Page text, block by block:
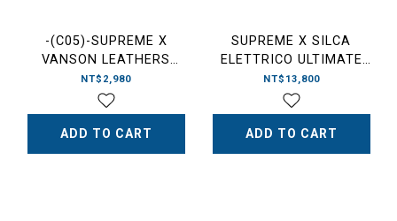
-(C05)-SUPREME X
VANSON LEATHERS
SPIDERMAN BANDANA 蜘
蛛人 絲巾 紅色/黑色/白色
NT$2,980
ADD TO CART
SUPREME X SILCA
ELETTRICO ULTIMATE
INFLATOR PUMP 充氣幫
浦-SS26A118
NT$13,800
ADD TO CART